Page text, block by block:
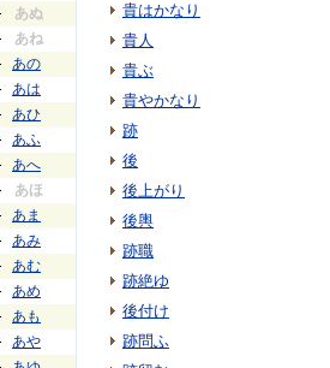
あぬ
あね
あの
あは
あひ
あふ
あへ
あほ
あま
あみ
あむ
あめ
あも
あや
貴はかなり
貴人
貴ぶ
貴やかなり
跡
後
後上がり
後輿
跡職
跡絶ゆ
後付け
跡問ふ